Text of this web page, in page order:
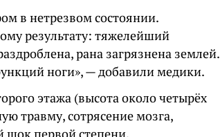
в нетрезвом состоянии.
результату: тяжелейший
рана загрязнена землей.
ноги», — добавили медики.
этажа (высота около четырёх
травму, сотрясение мозга,
шок первой степени.